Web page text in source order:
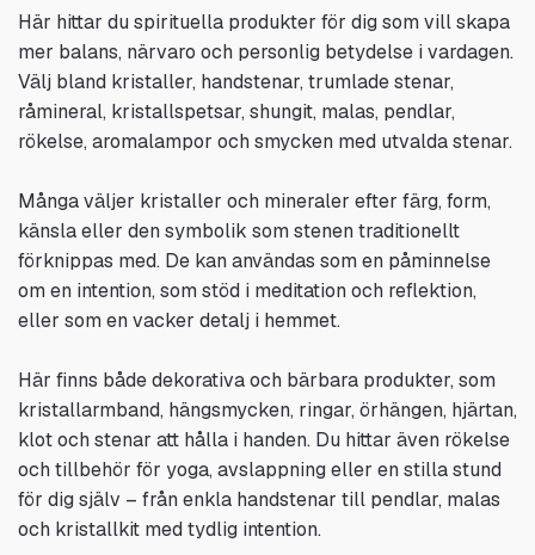
Här hittar du spirituella produkter för dig som vill skapa
mer balans, närvaro och personlig betydelse i vardagen.
Välj bland kristaller, handstenar, trumlade stenar,
råmineral, kristallspetsar, shungit, malas, pendlar,
rökelse, aromalampor och smycken med utvalda stenar.
Många väljer kristaller och mineraler efter färg, form,
känsla eller den symbolik som stenen traditionellt
förknippas med. De kan användas som en påminnelse
om en intention, som stöd i meditation och reflektion,
eller som en vacker detalj i hemmet.
Här finns både dekorativa och bärbara produkter, som
kristallarmband, hängsmycken, ringar, örhängen, hjärtan,
klot och stenar att hålla i handen. Du hittar även rökelse
och tillbehör för yoga, avslappning eller en stilla stund
för dig själv – från enkla handstenar till pendlar, malas
och kristallkit med tydlig intention.